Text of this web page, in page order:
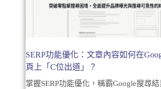
SERP功能優化：文章內容如何在
頁上「C位出道」？
掌握SERP功能優化，稱霸Google搜尋